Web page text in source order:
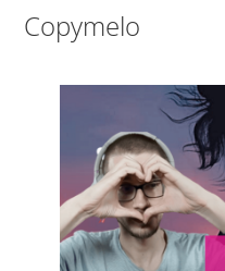
Saltar
Saltar
contenido
Saltar
Copymelo